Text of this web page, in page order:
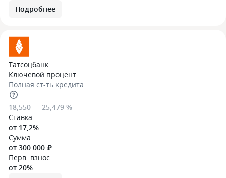
Подробнее
Татсоцбанк
Ключевой процент
Полная ст-ть кредита
18,550 — 25,479 %
Ставка
от 17,2%
Сумма
от 300 000 ₽
Перв. взнос
от 20%